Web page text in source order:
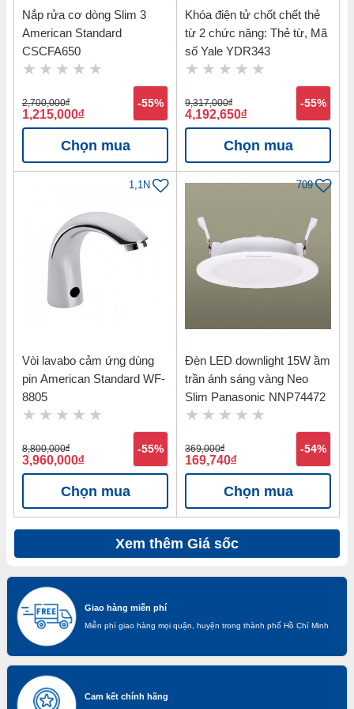
Nắp rửa cơ dòng Slim 3
American Standard
CSCFA650
2,700,000đ
1,215,000đ
-55%
Chọn mua
Khóa điện tử chốt chết thẻ
từ 2 chức năng: Thẻ từ, Mã
số Yale YDR343
9,317,000đ
4,192,650đ
-55%
Chọn mua
1,1N
Vòi lavabo cảm ứng dùng
pin American Standard WF-
8805
8,800,000đ
3,960,000đ
-55%
Chọn mua
709
Đèn LED downlight 15W ầm
trần ánh sáng vàng Neo
Slim Panasonic NNP74472
369,000đ
169,740đ
-54%
Chọn mua
Xem thêm Giá sốc
Giao hàng miễn phí
Miễn phí giao hàng mọi quận, huyện trong thành phố Hồ Chí Minh
Cam kết chính hãng